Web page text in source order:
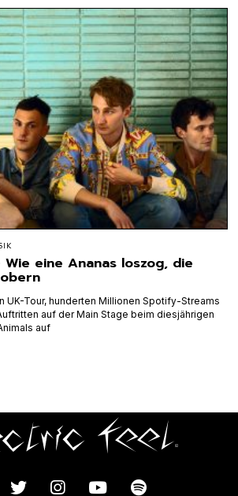
Wie eine Ananas loszog, die
UK-Tour, hunderten Millionen Spotify-Streams
auf der Main Stage beim diesjährigen
auf